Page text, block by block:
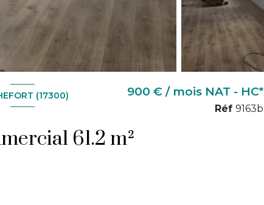
(17300)
Local commercial 61.2 m²
900 € / mois NAT - HC*
Réf 9163b